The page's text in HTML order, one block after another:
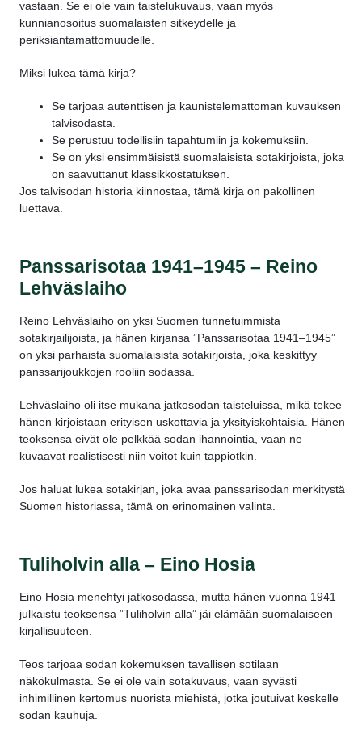
vastaan. Se ei ole vain taistelukuvaus, vaan myös
kunnianosoitus suomalaisten sitkeydelle ja
periksiantamattomuudelle.
Miksi lukea tämä kirja?
Se tarjoaa autenttisen ja kaunistelemattoman kuvauksen
talvisodasta.
Se perustuu todellisiin tapahtumiin ja kokemuksiin.
Se on yksi ensimmäisistä suomalaisista sotakirjoista, joka
on saavuttanut klassikkostatuksen.
Jos talvisodan historia kiinnostaa, tämä kirja on pakollinen
luettava.
Panssarisotaa 1941–1945 – Reino
Lehväslaiho
Reino Lehväslaiho on yksi Suomen tunnetuimmista
sotakirjailijoista, ja hänen kirjansa ”Panssarisotaa 1941–1945”
on yksi parhaista suomalaisista sotakirjoista, joka keskittyy
panssarijoukkojen rooliin sodassa.
Lehväslaiho oli itse mukana jatkosodan taisteluissa, mikä tekee
hänen kirjoistaan erityisen uskottavia ja yksityiskohtaisia. Hänen
teoksensa eivät ole pelkkää sodan ihannointia, vaan ne
kuvaavat realistisesti niin voitot kuin tappiotkin.
Jos haluat lukea sotakirjan, joka avaa panssarisodan merkitystä
Suomen historiassa, tämä on erinomainen valinta.
Tuliholvin alla – Eino Hosia
Eino Hosia menehtyi jatkosodassa, mutta hänen vuonna 1941
julkaistu teoksensa ”Tuliholvin alla” jäi elämään suomalaiseen
kirjallisuuteen.
Teos tarjoaa sodan kokemuksen tavallisen sotilaan
näkökulmasta. Se ei ole vain sotakuvaus, vaan syvästi
inhimillinen kertomus nuorista miehistä, jotka joutuivat keskelle
sodan kauhuja.